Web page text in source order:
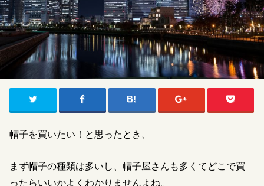
帽子を買いたい！と思ったとき、
まず帽子の種類は多いし、帽子屋さんも多くてどこで買
ったらいいかよくわかりませんよね。